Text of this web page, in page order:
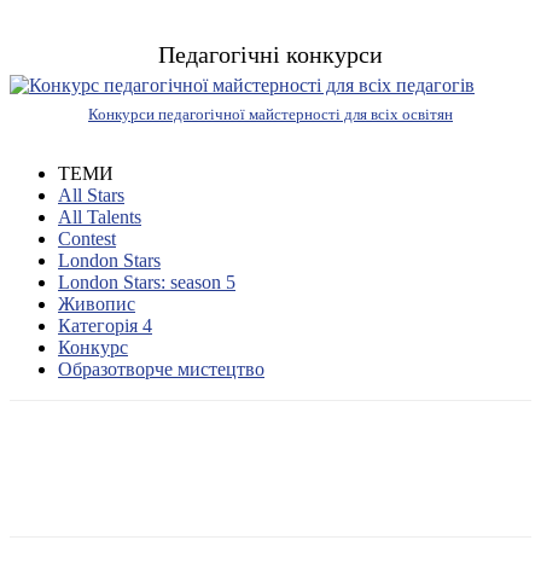
Педагогічні конкурси
Конкурси педагогічної майстерності для всіх освітян
ТЕМИ
All Stars
All Talents
Contest
London Stars
London Stars: season 5
Живопис
Категорія 4
Конкурс
Образотворче мистецтво